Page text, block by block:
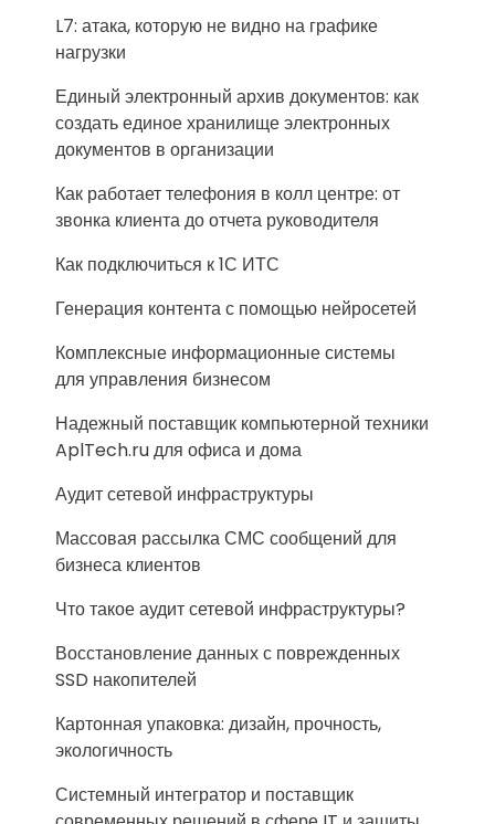
L7: атака, которую не видно на графике
нагрузки
Единый электронный архив документов: как
создать единое хранилище электронных
документов в организации
Как работает телефония в колл центре: от
звонка клиента до отчета руководителя
Как подключиться к 1С ИТС
Генерация контента с помощью нейросетей
Комплексные информационные системы
для управления бизнесом
Надежный поставщик компьютерной техники
AplTech.ru для офиса и дома
Аудит сетевой инфраструктуры
Массовая рассылка СМС сообщений для
бизнеса клиентов
Что такое аудит сетевой инфраструктуры?
Восстановление данных с поврежденных
SSD накопителей
Картонная упаковка: дизайн, прочность,
экологичность
Системный интегратор и поставщик